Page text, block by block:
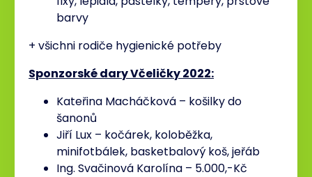
barvy
+ všichni rodiče hygienické potřeby
Sponzorské dary Včeličky 2022:
Kateřina Macháčková – košilky do
šanonů
Jiří Lux – kočárek, koloběžka,
minifotbálek, basketbalový koš, jeřáb
Ing. Svačinová Karolína – 5.000,-Kč